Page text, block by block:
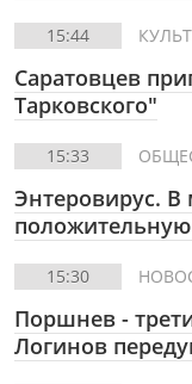
15:44
Саратовцев
Тарковского"
15:33
Энтеровирус. В
15:30
Поршнев -
Логинов